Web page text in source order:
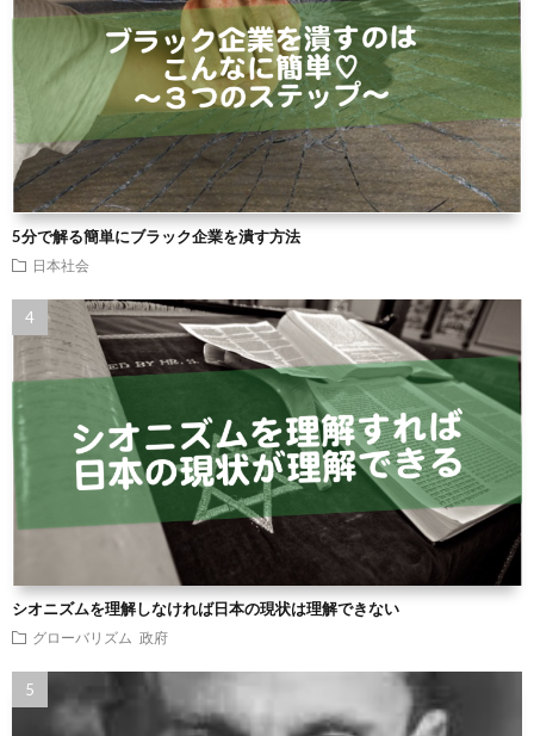
5分で解る簡単にブラック企業を潰す方法
日本社会
シオニズムを理解しなければ日本の現状は理解できない
グローバリズム 政府